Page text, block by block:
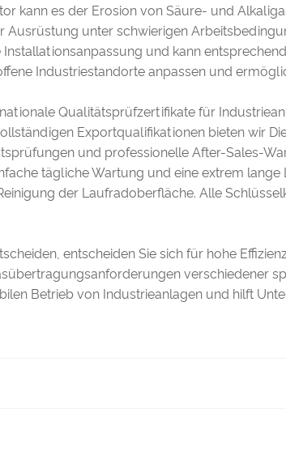
kann es der Erosion von Säure- und
unter schwierigen
und kann
Industriestandorte anpassen und
Qualitätsprüfzertifikate für
Exportqualifikationen bieten wir
und professionelle After-Sales-
tägliche Wartung und eine extrem
der Laufradoberfläche. Alle
entscheiden Sie sich für hohe
verschiedener
Betrieb von Industrieanlagen und hilft